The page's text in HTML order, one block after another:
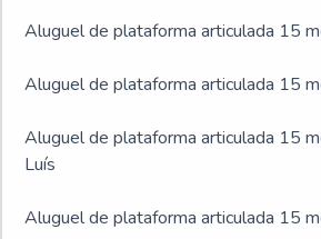
Aluguel de plataforma articulada 15
Aluguel de plataforma articulada 15
Aluguel de plataforma articulada 15
Luís
Aluguel de plataforma articulada 15